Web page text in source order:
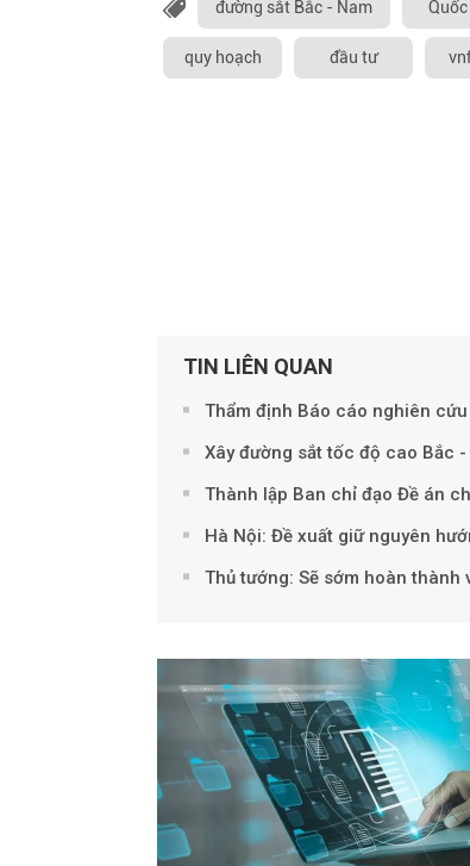
đường sắt Bắc - Nam
quy hoạch đầu tư
TIN LIÊN QUAN
Thẩm định Báo cáo nghiên
Xây đường sắt tốc độ cao Bắc
Thành lập Ban chỉ đạo Đề án
Hà Nội: Đề xuất giữ nguyên
Thủ tướng: Sẽ sớm hoàn